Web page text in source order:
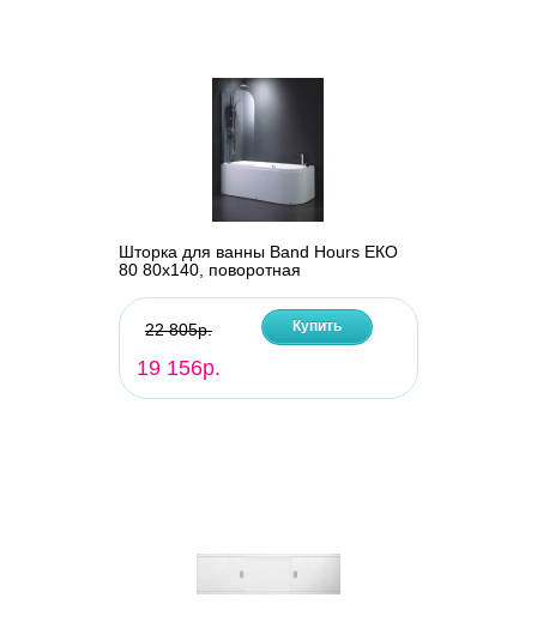
Шторка для ванны Band Hours ЕКО
80 80х140, поворотная
22 805р.
19 156р.
Купить